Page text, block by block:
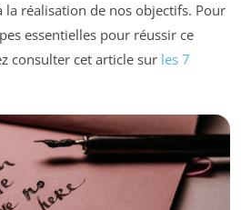
réalisation de nos objectifs. Pour
essentielles pour réussir ce
consulter cet article sur les 7